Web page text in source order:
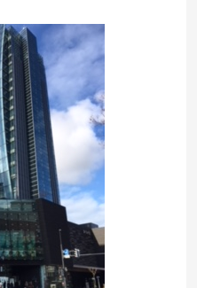
リ
愛の募金
・減災